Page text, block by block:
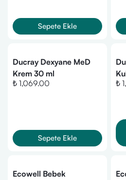
Sepete Ekle
Ducray Dexyane MeD
Krem 30 ml
₺ 1,069.00
Sepete Ekle
ml
₺
Ecowell Bebek